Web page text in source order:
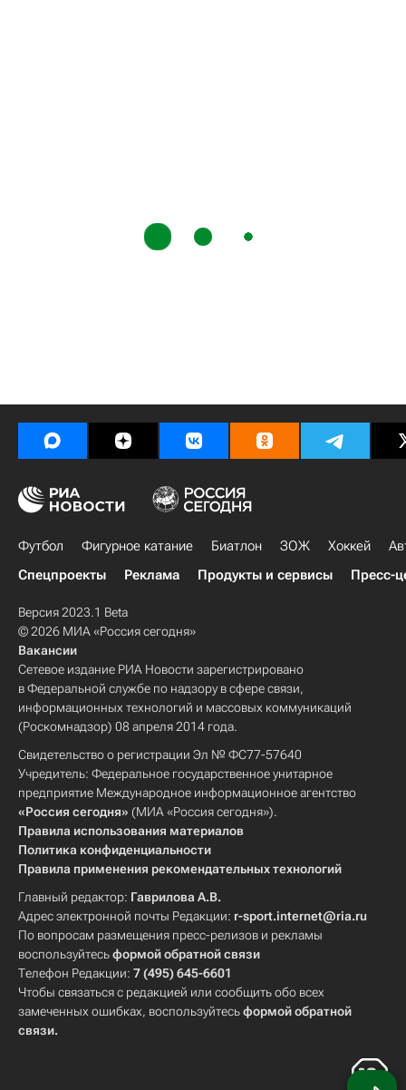
Футбол Фигурное катание Биатлон ЗОЖ Хоккей
Спецпроекты
Реклама Продукты и сервисы Пресс-
Версия 2023.1 Beta
© 2026 МИА «Россия сегодня»
Вакансии
Сетевое издание РИА Новости зарегистрировано
в Федеральной службе по надзору в сфере связи,
информационных технологий и массовых коммуникаций
(Роскомнадзор) 08 апреля 2014 года.
Свидетельство о регистрации Эл № ФС77-57640
Учредитель: Федеральное государственное унитарное
предприятие Международное информационное агентство
«Россия сегодня» (МИА «Россия сегодня»).
Правила использования материалов
Политика конфиденциальности
Правила применения рекомендательных технологий
Главный редактор: Гаврилова А.В.
Адрес электронной почты Редакции: r-sport.internet@ria.ru
По вопросам размещения пресс-релизов и рекламы
воспользуйтесьформой обратной связи
Телефон Редакции: 7 (495) 645-6601
Чтобы связаться с редакцией или сообщить обо всех
замеченных ошибках, воспользуйтесьформой обратной
связи.